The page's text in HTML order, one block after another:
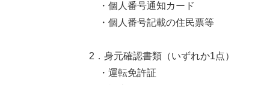
・個人番号通知カード
・個人番号記載の住民票等
2．身元確認書類（いずれか1点）
・運転免許証